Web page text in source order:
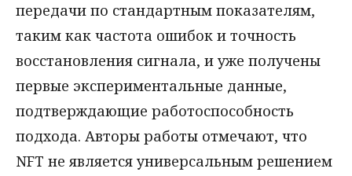
передачи по стандартным показателям,
таким как частота ошибок и точность
восстановления сигнала, и уже получены
первые экспериментальные данные,
подтверждающие работоспособность
подхода. Авторы работы отмечают, что
NFT не является универсальным решением